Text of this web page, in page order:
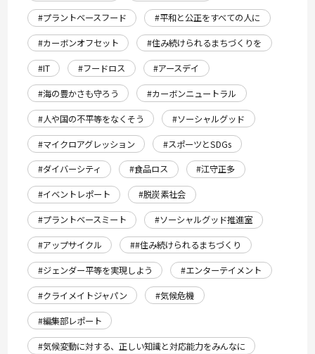
#プラントベースフード
#平和と公正をすべての人に
#カーボンオフセット
#住み続けられるまちづくりを
#IT
#フードロス
#アースデイ
#海の豊かさも守ろう
#カーボンニュートラル
#人や国の不平等をなくそう
#ソーシャルグッド
#マイクロアグレッション
#スポーツとSDGs
#ダイバーシティ
#食品ロス
#江守正多
#イベントレポート
#脱炭素社会
#プラントベースミート
#ソーシャルグッド推進室
#アップサイクル
##住み続けられるまちづくり
#ジェンダー平等を実現しよう
#エンターテイメント
#クライメイトジャパン
#気候危機
#編集部レポート
#気候変動に対する、正しい知識と対応能力をみんなに